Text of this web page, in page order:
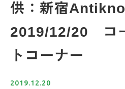
供：新宿
2019/12/20 コ
トコーナー
2019.12.20